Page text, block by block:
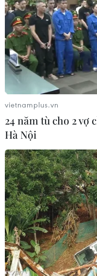
TIN LIÊN QUAN
TP.HCM kêu gọi
chống dịch
24/07/2021 14:14
Bộ phận thường trực
Sở Y tế TP.HCM đã
công lập và tư nhân, y,
chống dịch COVID-19.
vietnamplus.vn
24 năm tù cho 2 vợ
Hà Nội